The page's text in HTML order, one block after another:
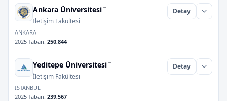
Ankara Üniversitesi
İletişim Fakültesi
Detay
ANKARA
2025 Taban: 250,844
Yeditepe Üniversitesi
İletişim Fakültesi
Detay
İSTANBUL
2025 Taban: 239,567